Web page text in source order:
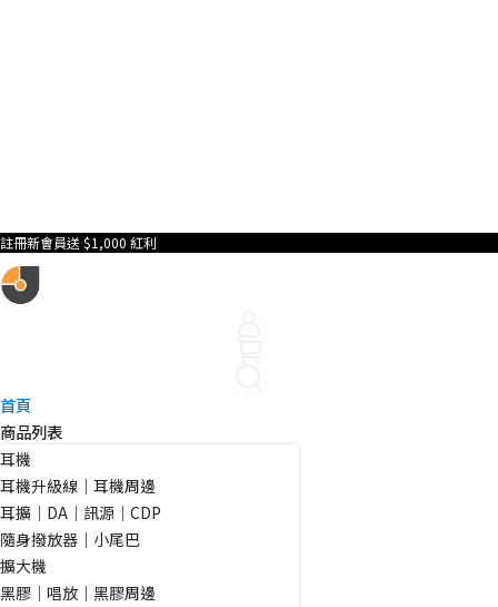
註冊新會員送 $1,000 紅利
首頁
商品列表
耳機
耳機升級線｜耳機周邊
耳擴｜DA｜訊源｜CDP
隨身撥放器｜小尾巴
擴大機
黑膠｜唱放｜黑膠周邊